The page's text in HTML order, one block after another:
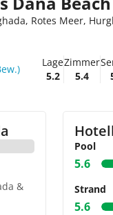
Rotes Meer,
Lage
5.2
Zimmer
5.4
&
Pool
5.6
Strand
5.6